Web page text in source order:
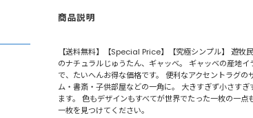
商品説明
【送料無料】【Special Price】【究極シンプル】 遊牧
のナチュラルじゅうたん、ギャッベ。 ギャッベの産地
で、たいへんお得な価格です。 便利なアクセントラグの
ム・書斎・子供部屋などの一角に。 大きすぎず小さす
ます。 色もデザインもすべてが世界でたった一枚の一点
一枚を見つけてください。